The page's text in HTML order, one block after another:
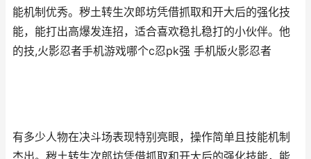
能机制优秀。秽土转生次郎坊凭借抓取和开大后的强化技
能，能打出高爆发连招，适合喜欢稳扎稳打的小伙伴。他
的技,火影忍者手机游戏哪个c忍pk强 手机版火影忍者
有多少人物在决斗场表现特别亮眼，操作简单且技能机制